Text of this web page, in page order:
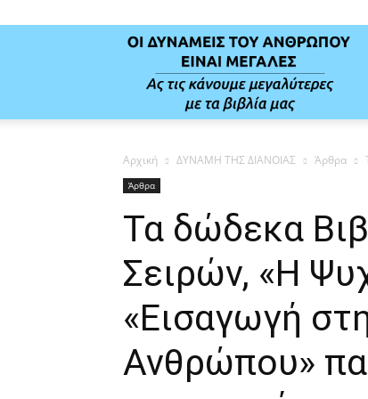
Αρχική ΔΥΝΑΜΗ ΤΗΣ ΔΙΑΝΟΙΑΣ Άρθρα
Άρθρα
Τα δώδεκα
Σειρών, «Η
«Εισαγωγή
Ανθρώπου»